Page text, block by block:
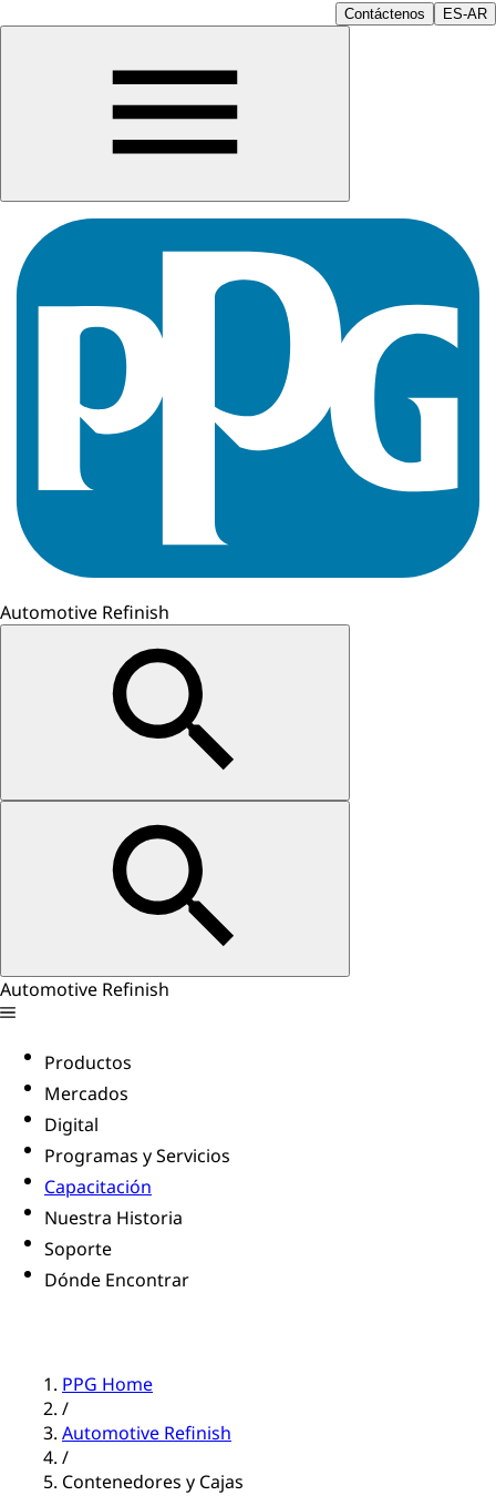
Contáctenos ES-AR
Automotive Refinish
Automotive Refinish
Productos
Mercados
Digital
Programas y Servicios
Capacitación
Nuestra Historia
Soporte
Dónde Encontrar
PPG Home
/
Automotive Refinish
/
Contenedores y Cajas